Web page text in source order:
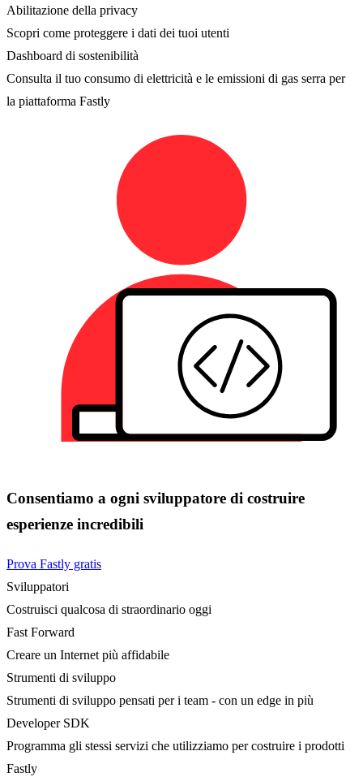
Abilitazione della privacy
Scopri come proteggere i dati dei tuoi utenti
Dashboard di sostenibilità
Consulta il tuo consumo di elettricità e le emissioni di gas serra per
la piattaforma Fastly
Consentiamo a ogni sviluppatore di costruire
esperienze incredibili
Prova Fastly gratis
Sviluppatori
Costruisci qualcosa di straordinario oggi
Fast Forward
Creare un Internet più affidabile
Strumenti di sviluppo
Strumenti di sviluppo pensati per i team - con un edge in più
Developer SDK
Programma gli stessi servizi che utilizziamo per costruire i prodotti
Fastly